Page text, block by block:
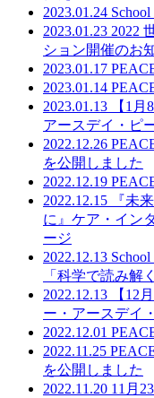
2023.01.24
2023.01.23 2022
ション開催のお
2023.01.17
2023.01.14
2023.01.13
【1
アースデイ・ピ
2022.12.26
を公開しました
2022.12.19
2022.12.15
『未
に』ケア・イン
ージ
2022.12.13
「科学で読み解
2022.12.13
【12
ー・アースデイ
2022.12.01
2022.11.25
を公開しました
2022.11.20 11月